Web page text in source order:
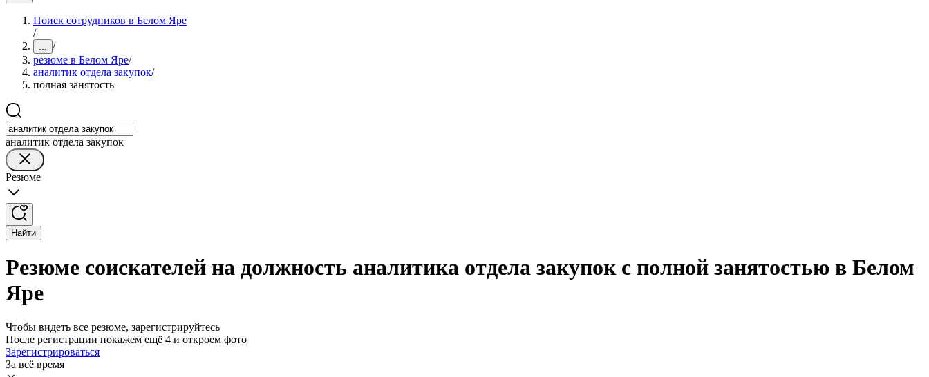
Поиск сотрудников в Белом Яре
/
... /
резюме в Белом Яре/
аналитик отдела закупок/
полная занятость
аналитик отдела закупок
Резюме
Найти
Резюме соискателей на должность аналитика отдела закупок с полной занятостью в Белом
Яре
Чтобы видеть все резюме, зарегистрируйтесь
После регистрации покажем ещё 4 и откроем фото
Зарегистрироваться
За всё время